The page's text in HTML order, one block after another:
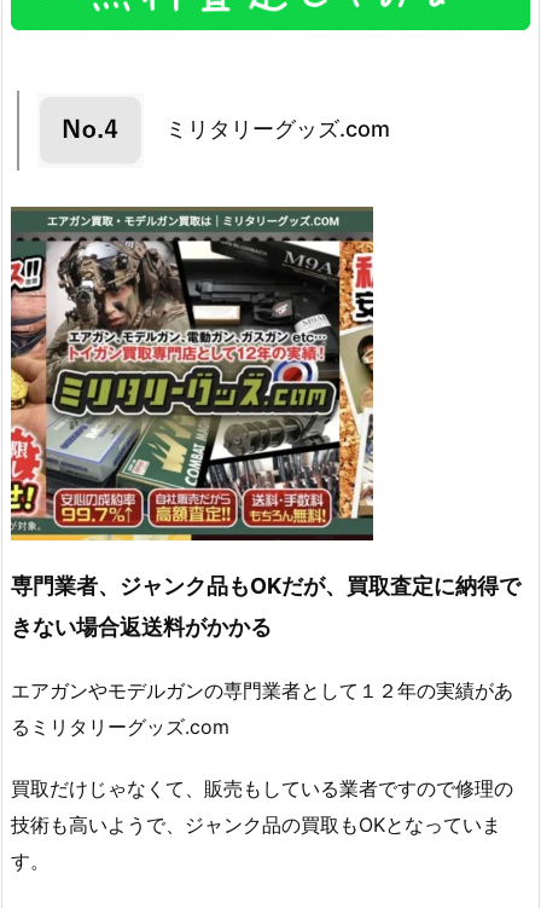
ミリタリーグッズ.com
専門業者、ジャンク品もOKだが、買取査定に納得で
きない場合返送料がかかる
エアガンやモデルガンの専門業者として１２年の実績があ
るミリタリーグッズ.com
買取だけじゃなくて、販売もしている業者ですので修理の
技術も高いようで、ジャンク品の買取もOKとなっていま
す。